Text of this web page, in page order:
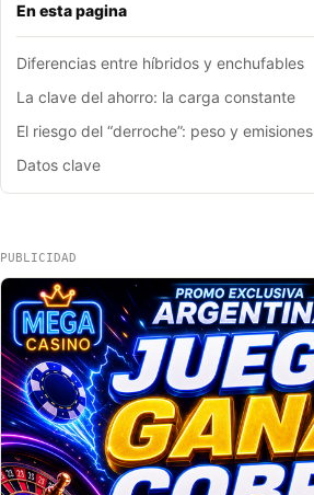
En esta pagina
Diferencias entre híbridos y enchufables
La clave del ahorro: la carga constante
El riesgo del “derroche”: peso y emisiones
Datos clave
PUBLICIDAD